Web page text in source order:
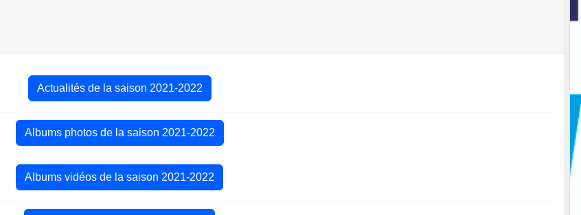
Actualités de la saison 2021-2022
Albums photos de la saison 2021-2022
Albums vidéos de la saison 2021-2022